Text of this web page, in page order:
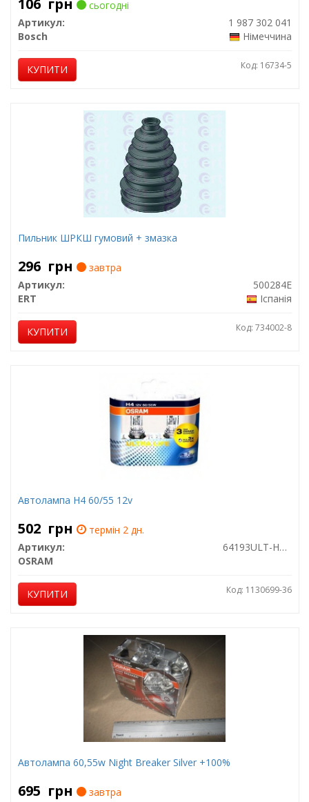
106 грн
сьогодні
Артикул:
1 987 302 041
Bosch
Німеччина
КУПИТИ Код: 16734-5
Пильник ШРКШ гумовий + змазка
296 грн
завтра
Артикул:
500284E
ERT
Іспанія
КУПИТИ Код: 734002-8
Автолампа H4 60/55 12v
502 грн
термін 2 дн.
Артикул:
64193ULT-HCB
OSRAM
КУПИТИ Код: 1130699-36
Автолампа 60,55w Night Breaker Silver +100%
695 грн
завтра